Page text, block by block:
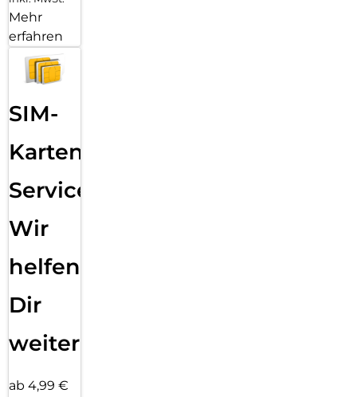
Mehr
erfahren
SIM-
Karten
Service:
Wir
helfen
Dir
weiter
ab 4,99 €